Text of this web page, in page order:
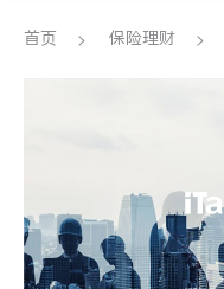
医生
建筑装修
首页 保险理财